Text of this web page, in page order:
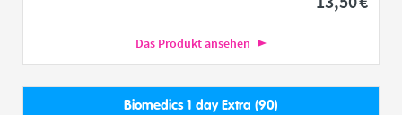
Das Produkt ansehen
Biomedics 1 day Extra (90)